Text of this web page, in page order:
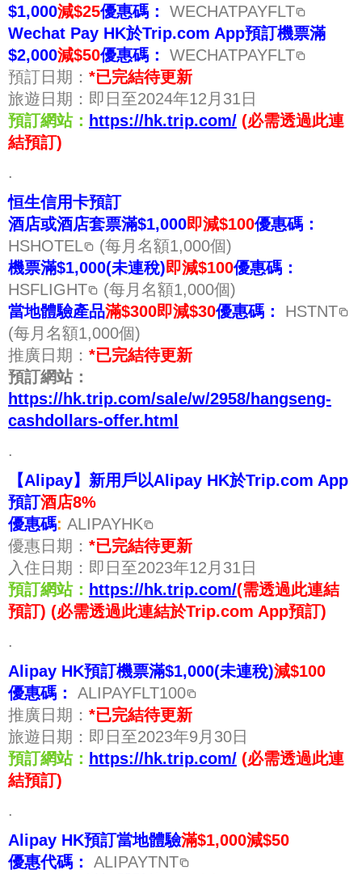
$1,000減$25優惠碼：
WECHATPAYFLT
Wechat Pay HK於Trip.com App預訂機票滿
$2,000減$50優惠碼：
WECHATPAYFLT
預訂日期： *已完結待更新
旅遊日期：即日至2024年12月31日
預訂網站： https://hk.trip.com/ (必需透過此連
結預訂)
.
恒生信用卡預訂
酒店或酒店套票滿$1,000即減$100優惠碼：
HSHOTEL
(每月名額1,000個)
機票滿$1,000(未連稅)即減$100優惠碼：
HSFLIGHT
(每月名額1,000個)
當地體驗產品滿$300即減$30優惠碼：
HSTNT
(每月名額1,000個)
推廣日期： *已完結待更新
預訂網站：
https://hk.trip.com/sale/w/2958/hangseng-
cashdollars-offer.html
.
【Alipay】新用戶以Alipay HK於Trip.com App
預訂酒店8%
優惠碼: ALIPAYHK
優惠日期： *已完結待更新
入住日期：即日至2023年12月31日
預訂網站： https://hk.trip.com/(需透過此連結
預訂) (必需透過此連結於Trip.com App預訂)
.
Alipay HK預訂機票滿$1,000(未連稅)減$100
優惠碼：
ALIPAYFLT100
推廣日期： *已完結待更新
旅遊日期：即日至2023年9月30日
預訂網站： https://hk.trip.com/ (必需透過此連
結預訂)
.
Alipay HK預訂當地體驗滿$1,000減$50
優惠代碼：
ALIPAYTNT